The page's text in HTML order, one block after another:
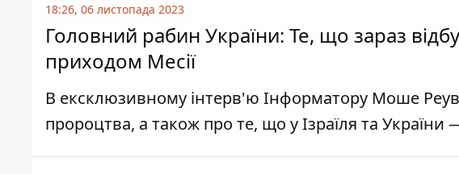
18:26, 06 листопада 2023
Головний рабин України: Те, що зараз
приходом Месії
В ексклюзивному інтерв'ю Інформатору Моше
пророцтва, а також про те, що у Ізраїля та України